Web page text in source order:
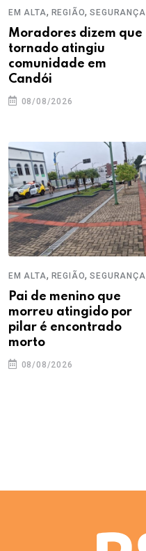
EM ALTA, REGIÃO,SEGURANÇA
Moradores dizem que
tornado atingiu
comunidade em
Candói
08/08/2026
EM ALTA, REGIÃO,SEGURANÇA
Pai de menino que
morreu atingido por
pilar é encontrado
morto
08/08/2026